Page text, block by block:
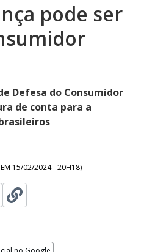
pode ser
Defesa do Consumidor
de conta para a
15/02/2024 - 20H18)